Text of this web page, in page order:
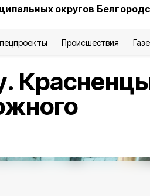
округов
Происшествия